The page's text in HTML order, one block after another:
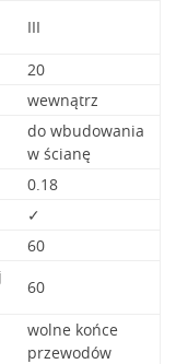
III
20
wewnątrz
do wbudowania
w ścianę
0.18
✓
60
60
wolne końce
przewodów